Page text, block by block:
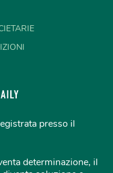
presso il
determinazione, il